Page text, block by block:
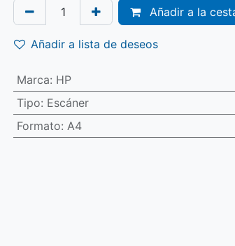
Añadir a la
Añadir a lista de deseos
Marca: HP
Tipo: Escáner
Formato: A4